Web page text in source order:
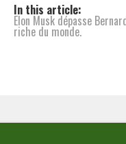
In this article:
Elon Musk dépasse
riche du monde.